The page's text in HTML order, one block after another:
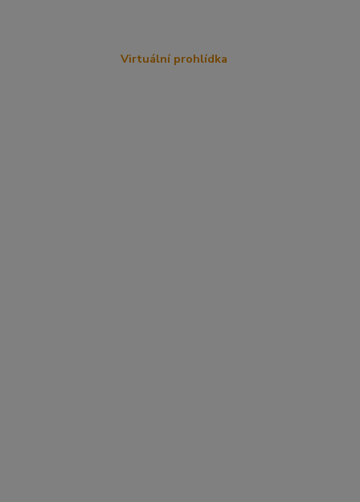
Virtuální prohlídka